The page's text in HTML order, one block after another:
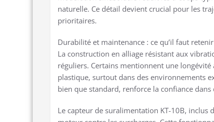
naturelle. Ce détail devient crucial pour les
prioritaires.
Durabilité et maintenance : ce qu’il faut retenir
La construction en alliage résistant aux
réguliers. Certains mentionnent une
plastique, surtout dans des environnements
bien que standard, renforce la confiance
Le capteur de suralimentation KT-10B,